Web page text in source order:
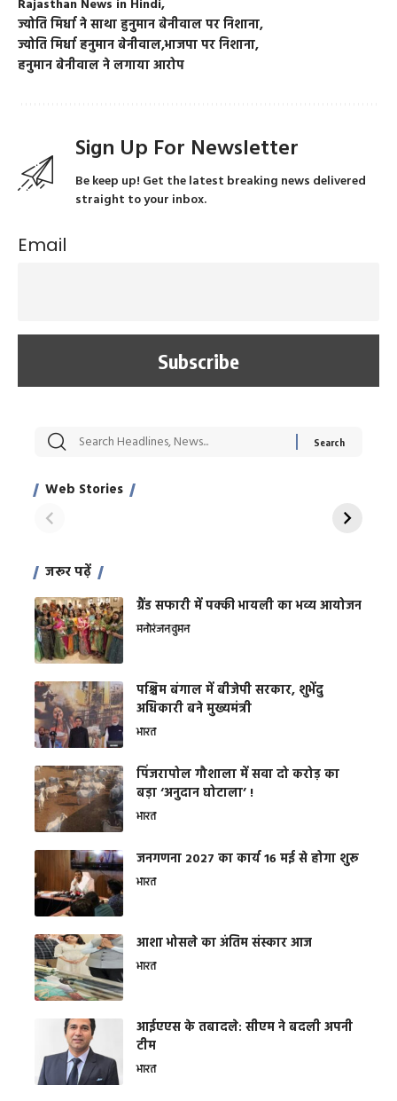
Rajasthan News in Hindi
ज्योति मिर्धा ने साथा हुनुमान बेनीवाल पर निशाना
ज्योति मिर्धा हनुमान बेनीवालभाजपा पर निशाना
हनुमान बेनीवाल ने लगाया आरोप
Sign Up For Newsletter
Be keep up! Get the latest breaking news delivered
straight to your inbox.
Email
Web Stories
सट्टेबाजी में अरेस्ट हुए
साहिल खान
रोज एक कच्चे लहसुन
जरूर पढ़ें
ग्रैंड सफारी में पक्की भायली का भव्य आयोजन
मनोरंजनवुमन
पश्चिम बंगाल में बीजेपी सरकार, शुभेंदु
अधिकारी बने मुख्यमंत्री
भारत
​पिंजरापोल गौशाला में सवा दो करोड़ का
बड़ा ‘अनुदान घोटाला’ !
भारत
जनगणना 2027 का कार्य 16 मई से होगा शुरू
भारत
आशा भोसले का अंतिम संस्कार आज
भारत
आईएएस के तबादले: सीएम ने बदली अपनी
टीम
भारत